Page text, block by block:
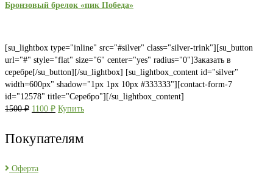
Бронзовый брелок «пик Победа»
[su_lightbox type="inline" src="#silver" class="silver-trink"][su_button
url="#" style="flat" size="6" center="yes" radius="0"]Заказать в
серебре[/su_button][/su_lightbox] [su_lightbox_content id="silver"
width=600px" shadow="1px 1px 10px #333333"][contact-form-7
id="12578" title="Серебро"][/su_lightbox_content]
1500₽ Первоначальная
1500 ₽.
1100 ₽Текущая
Купить
Покупателям
Оферта